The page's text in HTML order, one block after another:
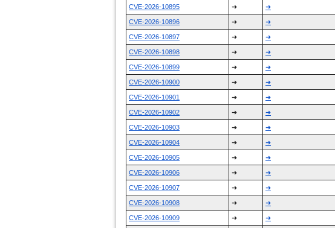
CVE-2026-10895 ➜ ➜
CVE-2026-10896 ➜ ➜
CVE-2026-10897 ➜ ➜
CVE-2026-10898 ➜ ➜
CVE-2026-10899 ➜ ➜
CVE-2026-10900 ➜ ➜
CVE-2026-10901 ➜ ➜
CVE-2026-10902 ➜ ➜
CVE-2026-10903 ➜ ➜
CVE-2026-10904 ➜ ➜
CVE-2026-10905 ➜ ➜
CVE-2026-10906 ➜ ➜
CVE-2026-10907 ➜ ➜
CVE-2026-10908 ➜ ➜
CVE-2026-10909 ➜ ➜